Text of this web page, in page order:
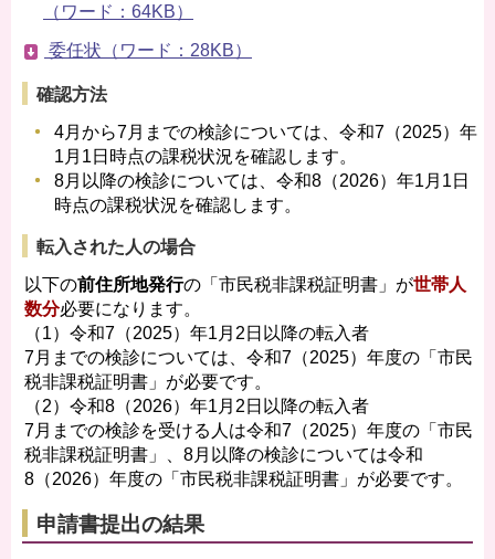
（ワード：64KB）
委任状（ワード：28KB）
確認方法
4月から7月までの検診については、令和7（2025）年
1月1日時点の課税状況を確認します。
8月以降の検診については、令和8（2026）年1月1日
時点の課税状況を確認します。
転入された人の場合
以下の前住所地発行の「市民税非課税証明書」が世帯人
数分必要になります。
（1）令和7（2025）年1月2日以降の転入者
7月までの検診については、令和7（2025）年度の「市民
税非課税証明書」が必要です。
（2）令和8（2026）年1月2日以降の転入者
7月までの検診を受ける人は令和7（2025）年度の「市民
税非課税証明書」、8月以降の検診については令和
8（2026）年度の「市民税非課税証明書」が必要です。
申請書提出の結果